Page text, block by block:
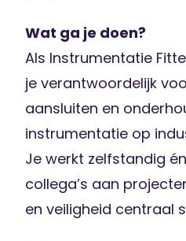
Wat ga je doen?
Als Instrumentatie
je verantwoordelijk
aansluiten en
instrumentatie op
Je werkt zelfstandig
collega’s aan
en veiligheid centraal